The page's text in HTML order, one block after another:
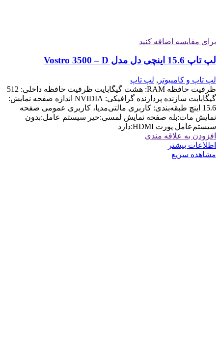
برای مقایسه اضافه کنید
لپ تاپ 15.6 اینچی دل مدل Vostro 3500 – D
لپ تاپ و کامپیوتر , لپ تاپ
ظرفیت حافظه RAM: هشت گیگابایت ظرفیت حافظه داخلی: 512
گیگابایت سازنده پردازنده گرافیکی: NVIDIA اندازه صفحه نمایش:
15.6 اینچ طبقه‌بندی: کاربری مالتی‌مدیا، کاربری عمومی صفحه
نمایش مات:بله صفحه نمایش لمسی:خیر سیستم عامل:بدون
سیستم‌عامل پورت HDMI:دارد
افزودن به علاقه مندی
اطلاعات بیشتر
مشاهده سریع